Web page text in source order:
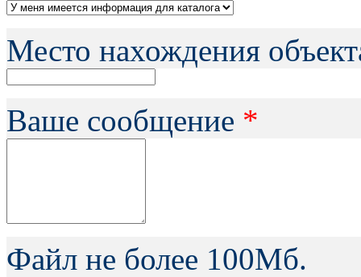
Место нахождения
Ваше сообщение *
Файл не более 100Мб.